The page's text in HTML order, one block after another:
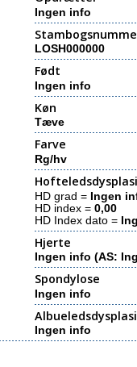
Ingen info
LOSH000000
Født
Ingen info
Køn
Tæve
Farve
Rg/hv
Hofteledsdysplasi
HD grad = Ingen
HD index =0,00
HD Index dato =
Hjerte
Ingen info (AS:
Spondylose
Ingen info
Albueledsdysplasi
Ingen info